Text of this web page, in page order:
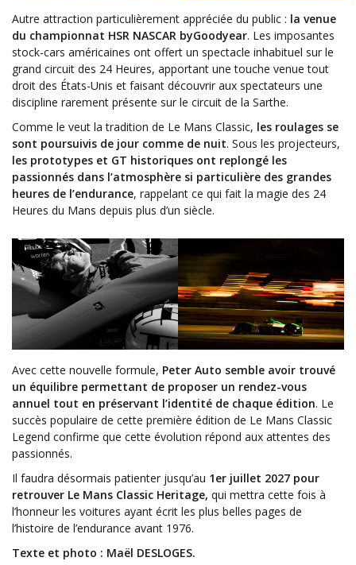
Autre attraction particulièrement appréciée du public : la venue
du championnat HSR NASCAR byGoodyear. Les imposantes
stock-cars américaines ont offert un spectacle inhabituel sur le
grand circuit des 24 Heures, apportant une touche venue tout
droit des États-Unis et faisant découvrir aux spectateurs une
discipline rarement présente sur le circuit de la Sarthe.
Comme le veut la tradition de Le Mans Classic, les roulages se
sont poursuivis de jour comme de nuit. Sous les projecteurs,
les prototypes et GT historiques ont replongé les
passionnés dans l’atmosphère si particulière des grandes
heures de l’endurance, rappelant ce qui fait la magie des 24
Heures du Mans depuis plus d’un siècle.
Avec cette nouvelle formule, Peter Auto semble avoir trouvé
un équilibre permettant de proposer un rendez-vous
annuel tout en préservant l’identité de chaque édition. Le
succès populaire de cette première édition de Le Mans Classic
Legend confirme que cette évolution répond aux attentes des
passionnés.
Il faudra désormais patienter jusqu’au 1er juillet 2027 pour
retrouver Le Mans Classic Heritage, qui mettra cette fois à
l’honneur les voitures ayant écrit les plus belles pages de
l’histoire de l’endurance avant 1976.
Texte et photo : Maël DESLOGES.